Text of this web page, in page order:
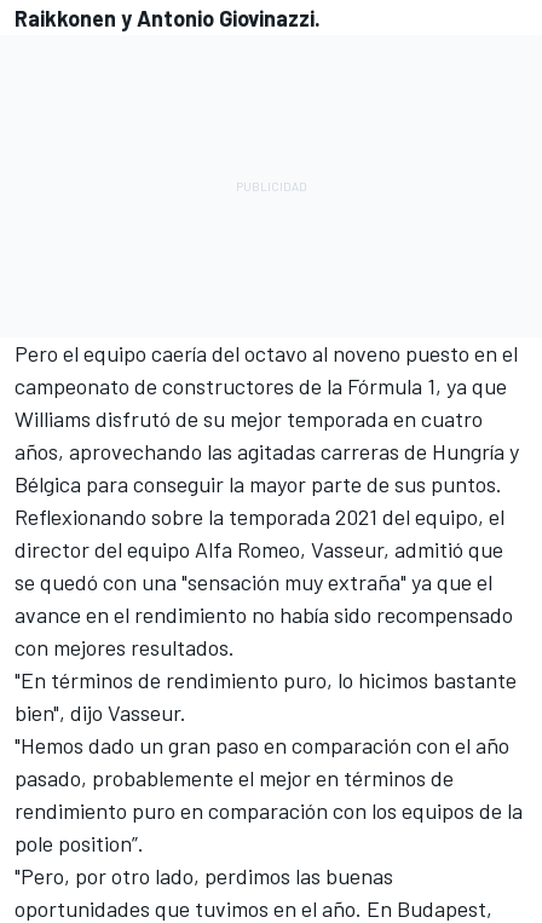
Raikkonen y Antonio Giovinazzi.
Pero el equipo caería del octavo al noveno puesto en el
campeonato de constructores de la Fórmula 1, ya que
Williams disfrutó de su mejor temporada en cuatro
años, aprovechando las agitadas carreras de Hungría y
Bélgica para conseguir la mayor parte de sus puntos.
Reflexionando sobre la temporada 2021 del equipo, el
director del equipo Alfa Romeo, Vasseur, admitió que
se quedó con una "sensación muy extraña" ya que el
avance en el rendimiento no había sido recompensado
con mejores resultados.
"En términos de rendimiento puro, lo hicimos bastante
bien", dijo Vasseur.
"Hemos dado un gran paso en comparación con el año
pasado, probablemente el mejor en términos de
rendimiento puro en comparación con los equipos de la
pole position”.
"Pero, por otro lado, perdimos las buenas
oportunidades que tuvimos en el año. En Budapest,